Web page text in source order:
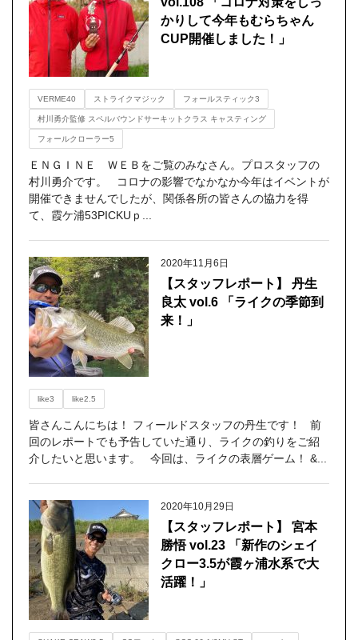
かりして今年もむらちゃん
CUP開催しました！」
VERME40 ストライクマジック フォールスティック3
村川勇介監修 スペルバウンドサーキットクラス キャスティング
フォールクローラー5
ＥＮＧＩＮＥ ＷＥＢをご覧のみなさん。プロスタッフの
村川勇介です。 コロナの影響でなかなか今年はイベントが
開催できませんでしたが、関係各所の皆さんの協力を得
て、霞ケ浦53PICKUｐ...
2020年11月6日
【スタッフレポート】 丹生
良太 vol.6 「ライクの季節到
来！」
like3 like2.5
皆さんこんにちは！ フィールドスタッフの丹生です！ 前
回のレポートでも予告していた通り、ライクの釣りをご紹
介したいと思います。 今回は、ライクの表層ゲーム！ &...
2020年10月29日
【スタッフレポート】 宮本
勝悟 vol.23 「新作のシェイ
クロー3.5が霞ヶ浦水系で大
活躍！」